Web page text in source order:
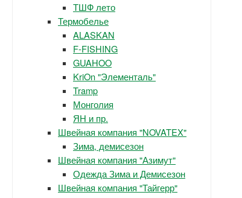
ТШФ лето
Термобелье
ALASKAN
F-FISHING
GUAHOO
KriOn "Элементаль"
Tramp
Монголия
ЯН и пр.
Швейная компания "NOVATEX"
Зима, демисезон
Швейная компания "Азимут"
Одежда Зима и Демисезон
Швейная компания "Тайгерр"